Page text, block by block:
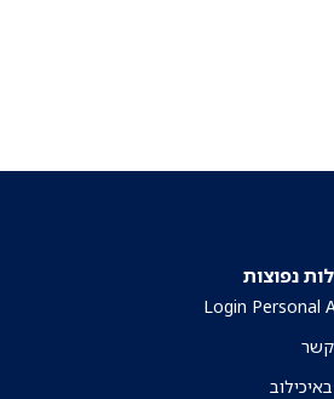
נפוצות
Login Personal
קשר